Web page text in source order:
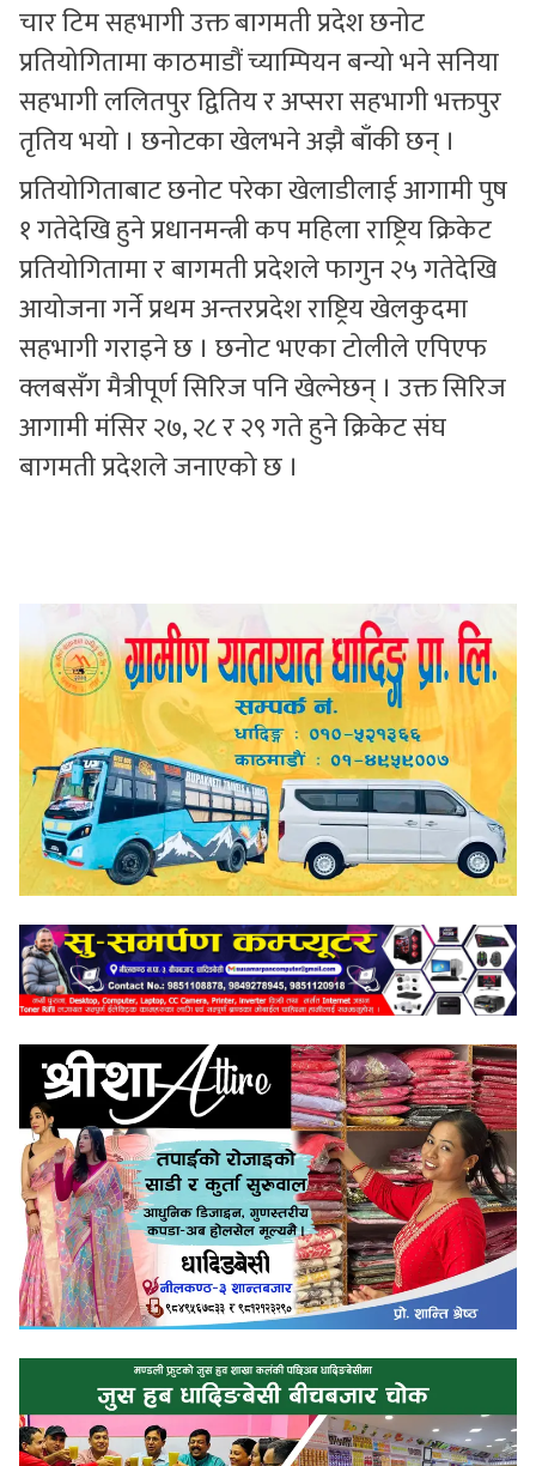
चार टिम सहभागी उक्त बागमती प्रदेश छनोट
प्रतियोगितामा काठमाडौं च्याम्पियन बन्यो भने सनिया
सहभागी ललितपुर द्वितिय र अप्सरा सहभागी भक्तपुर
तृतिय भयो । छनोटका खेलभने अझै बाँकी छन् ।
प्रतियोगिताबाट छनोट परेका खेलाडीलाई आगामी पुष
१ गतेदेखि हुने प्रधानमन्त्री कप महिला राष्ट्रिय क्रिकेट
प्रतियोगितामा र बागमती प्रदेशले फागुन २५ गतेदेखि
आयोजना गर्ने प्रथम अन्तरप्रदेश राष्ट्रिय खेलकुदमा
सहभागी गराइने छ । छनोट भएका टोलीले एपिएफ
क्लबसँग मैत्रीपूर्ण सिरिज पनि खेल्नेछन् । उक्त सिरिज
आगामी मंसिर २७, २८ र २९ गते हुने क्रिकेट संघ
बागमती प्रदेशले जनाएको छ ।